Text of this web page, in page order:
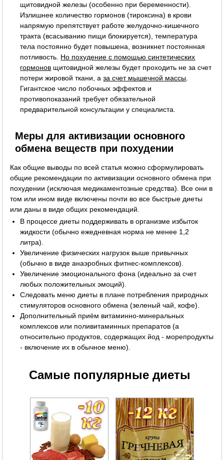
щитовидной железы (особенно при беременности).
Излишнее количество гормонов (тироксина) в крови
напрямую препятствует работе желудочно-кишечного
тракта (всасыванию пищи блокируется), температура
тела постоянно будет повышена, возникнет постоянная
потливость. Но похудение с помощью синтетических
гормонов щитовидной железы будет проходить не за счет
потери жировой ткани, аза счет мышечной массы
Гигантское число побочных эффектов и
противопоказаний требует обязательной
предварительной консультации у специалиста.
Меры для активизации основного
обмена веществ при похудении
Как общие выводы по всей статья можно сформулировать
общие рекомендации по активизации основного обмена при
похудении (исключая медикаментозные средства). Все они в
том или ином виде включены почти во все быстрые диеты
или даны в виде общих рекомендаций.
В процессе диеты поддерживать в организме избыток
жидкости (обычно ежедневная норма не менее 1,2
литра).
Увеличение физических нагрузок выше привычных
(обычно в виде анаэробных фитнес-комплексов).
Увеличение эмоционального фона (идеально за счет
любых положительных эмоций).
Следовать меню диеты в плане потребления природных
стимуляторов основного обмена (зеленый чай, кофе).
Дополнительный приём витаминно-минеральных
комплексов или поливитаминных препаратов (а
относительно продуктов, содержащих йод - морепродукты
- включение их в обычное меню).
Самые популярные диеты